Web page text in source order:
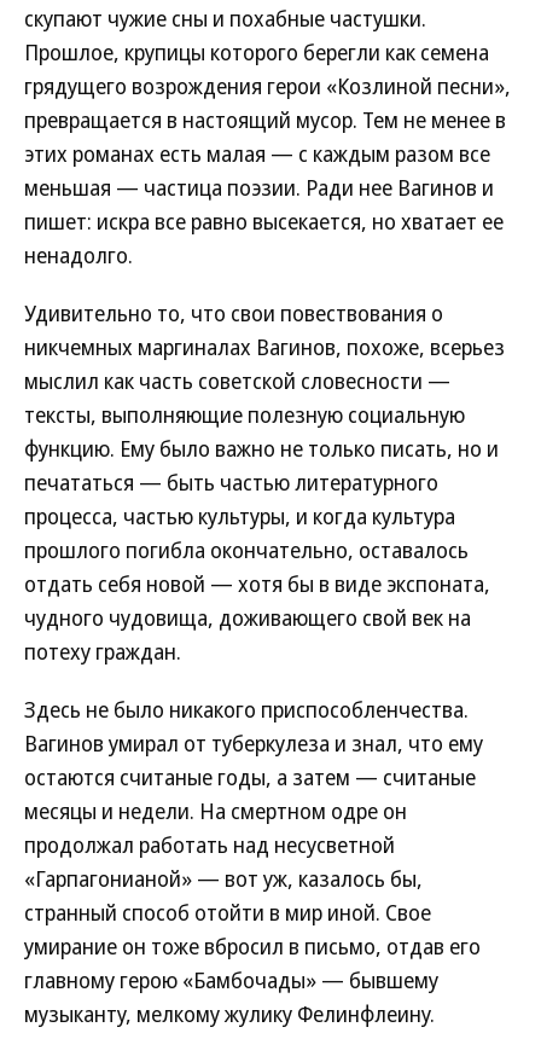
скупают чужие сны и похабные частушки.
Прошлое, крупицы которого берегли как семена
грядущего возрождения герои «Козлиной песни»,
превращается в настоящий мусор. Тем не менее в
этих романах есть малая — с каждым разом все
меньшая — частица поэзии. Ради нее Вагинов и
пишет: искра все равно высекается, но хватает ее
ненадолго.
Удивительно то, что свои повествования о
никчемных маргиналах Вагинов, похоже, всерьез
мыслил как часть советской словесности —
тексты, выполняющие полезную социальную
функцию. Ему было важно не только писать, но и
печататься — быть частью литературного
процесса, частью культуры, и когда культура
прошлого погибла окончательно, оставалось
отдать себя новой — хотя бы в виде экспоната,
чудного чудовища, доживающего свой век на
потеху граждан.
Здесь не было никакого приспособленчества.
Вагинов умирал от туберкулеза и знал, что ему
остаются считаные годы, а затем — считаные
месяцы и недели. На смертном одре он
продолжал работать над несусветной
«Гарпагонианой» — вот уж, казалось бы,
странный способ отойти в мир иной. Свое
умирание он тоже вбросил в письмо, отдав его
главному герою «Бамбочады» — бывшему
музыканту, мелкому жулику Фелинфлеину.